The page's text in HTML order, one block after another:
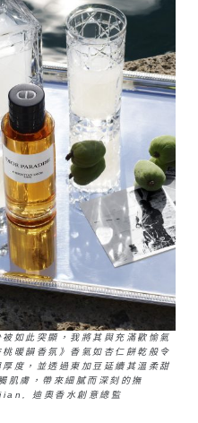
如此突顯，我將其與充滿歡愉氣
暖韻香氛》香氣如杏仁餅乾般令
度，並透過東加豆延續其溫柔甜
肌膚，帶來細膩而深刻的撫
迪奧香水創意總監